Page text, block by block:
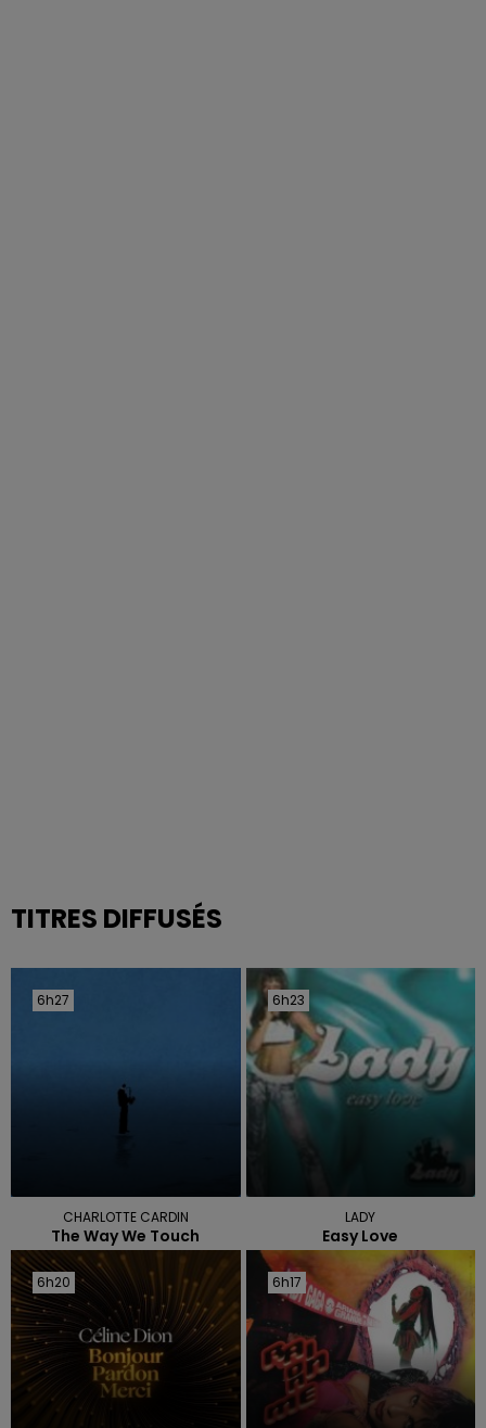
TITRES DIFFUSÉS
6h27
6h27
CHARLOTTE CARDIN
The Way We Touch
6h23
6h23
LADY
Easy Love
6h20
6h20 6h17
6h17